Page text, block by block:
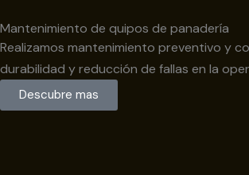
Mantenimiento de quipos de panadería
Realizamos mantenimiento preventivo y
durabilidad y reducción de fallas en la
Descubre mas